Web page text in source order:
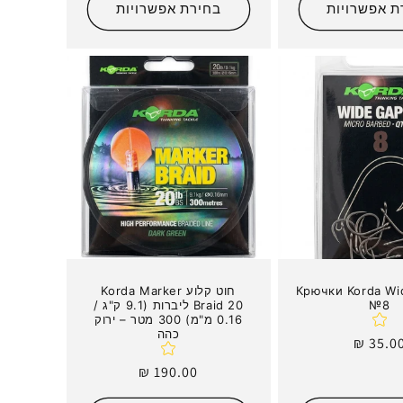
אפשרויות בחירת אפשרויות
Крючки Korda
№8
35.00
חוט קלוע Korda Marker
Braid 20 ליברות (9.1 ק"ג /
0.16 מ"מ) 300 מטר – ירוק
כהה
מחיר
190.00 ₪